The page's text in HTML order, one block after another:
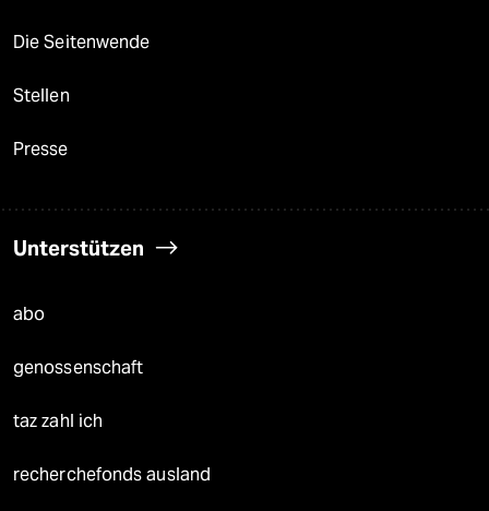
Die Seitenwende
Stellen
Presse
Unterstützen
abo
genossenschaft
taz zahl ich
recherchefonds ausland